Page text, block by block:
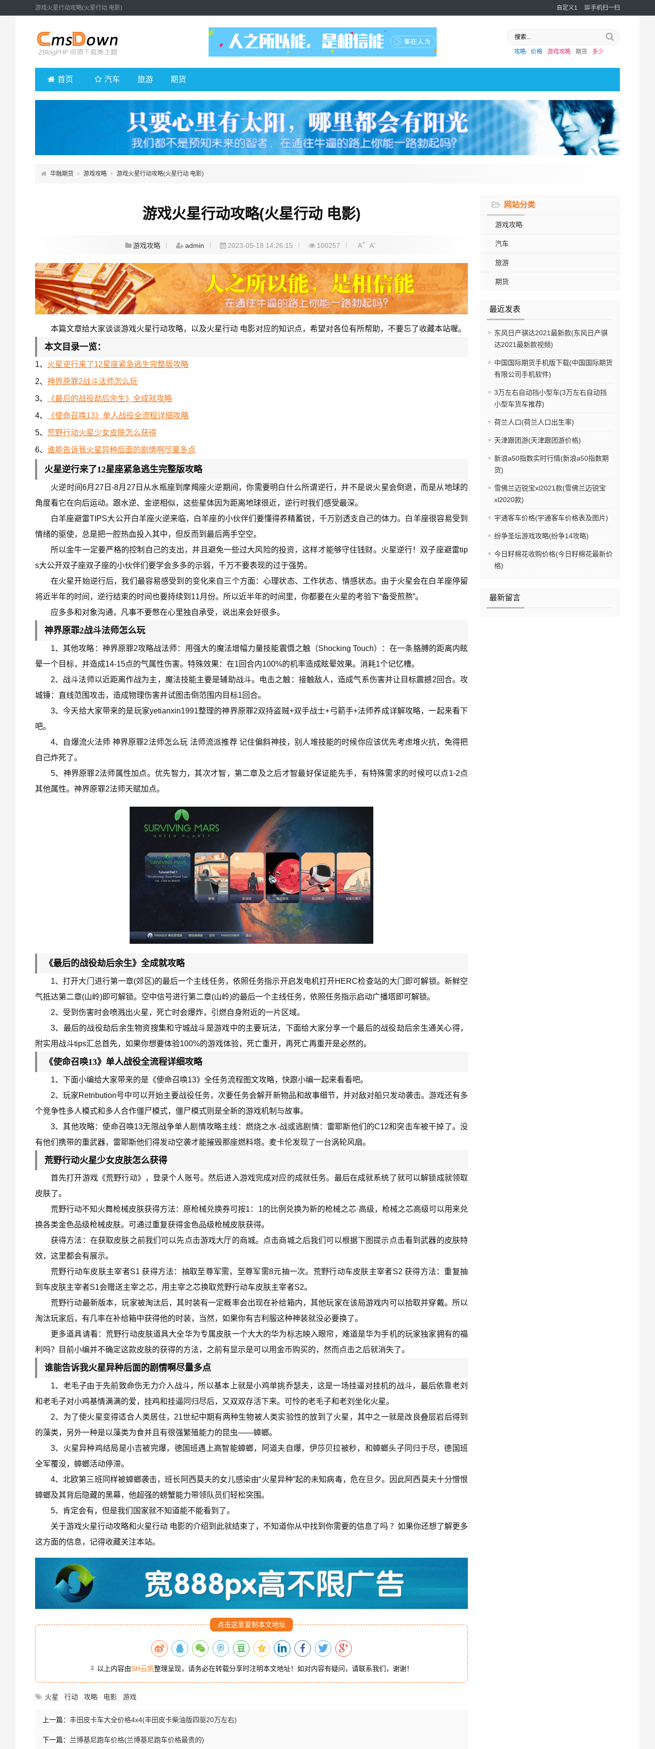
游戏火星行动攻略(火星行动 电影) 自定义1 手机扫一扫
攻略 价格 游戏攻略 期货 多少
首页 汽车 旅游 期货
华融期货 游戏攻略 游戏火星行动攻略(火星行动 电影)
网站分类
游戏攻略
汽车
旅游
期货
最近发表
东风日产骐达2021最新款(东风日产骐
达2021最新款视频)
中国国际期货手机版下载(中国国际期货
有限公司手机软件)
3万左右自动挡小型车(3万左右自动挡
小型车货车推荐)
荷兰人口(荷兰人口出生率)
天津跟团游(天津跟团游价格)
新浪a50指数实时行情(新浪a50指数期
货)
雪佛兰迈锐宝xl2021款(雪佛兰迈锐宝
xl2020款)
宇通客车价格(宇通客车价格表及图片)
纷争圣坛游戏攻略(纷争14攻略)
今日籽棉花收购价格(今日籽棉花最新价
格)
最新留言
游戏火星行动攻略(火星行动 电影)
游戏攻略 admin 2023-05-18 14:26:15 100257 A+ A-
本篇文章给大家谈谈游戏火星行动攻略，以及火星行动 电影对应的知识点，希望对各位有所帮助，不要忘了收藏本站喔。
本文目录一览：
1、 火星逆行来了12星座紧急逃生完整版攻略
2、 神界原罪2战斗法师怎么玩
3、 《最后的战役劫后余生》全成就攻略
4、 《使命召唤13》单人战役全流程详细攻略
5、 荒野行动火星少女皮肤怎么获得
6、 谁能告诉我火星异种后面的剧情啊尽量多点
火星逆行来了12星座紧急逃生完整版攻略
火逆时间6月27日-8月27日从水瓶座到摩羯座火逆期间，你需要明白什么所谓逆行，并不是说火星会倒退，而是从地球的
角度看它在向后运动。跟水逆、金逆相似，这些星体因为距离地球很近，逆行时我们感受最深。
白羊座避雷TIPS大公开白羊座火逆来临，白羊座的小伙伴们要懂得养精蓄锐，千万别透支自己的体力。白羊座很容易受到
情绪的驱使，总是把一腔热血投入其中，但反而到最后两手空空。
所以金牛一定要严格的控制自己的支出，并且避免一些过大风险的投资，这样才能够守住钱财。火星逆行！双子座避雷tip
s大公开双子座双子座的小伙伴们要学会多多的示弱，千万不要表现的过于强势。
在火星开始逆行后，我们最容易感受到的变化来自三个方面：心理状态、工作状态、情感状态。由于火星会在白羊座停留
将近半年的时间，逆行结束的时间也要持续到11月份。所以近半年的时间里，你都要在火星的考验下“备受煎熬”。
应多多和对象沟通，凡事不要憋在心里独自承受，说出来会好很多。
神界原罪2战斗法师怎么玩
1、其他攻略：神界原罪2攻略战法师：用强大的魔法增幅力量技能震慑之触（Shocking Touch）：在一条胳膊的距离内眩
晕一个目标，并造成14-15点的气属性伤害。特殊效果：在1回合内100%的机率造成眩晕效果。消耗1个记忆槽。
2、战斗法师以近距离作战为主，魔法技能主要是辅助战斗。电击之触：接触敌人，造成气系伤害并让目标震撼2回合。攻
城锤：直线范围攻击，造成物理伤害并试图击倒范围内目标1回合。
3、今天给大家带来的是玩家yetianxin1991整理的神界原罪2双持盗贼+双手战士+弓箭手+法师养成详解攻略，一起来看下
吧。
4、自爆流火法师 神界原罪2法师怎么玩 法师流派推荐 记住偏斜神技，别人堆技能的时候你应该优先考虑堆火抗，免得把
自己炸死了。
5、神界原罪2法师属性加点。优先智力，其次才智，第二章及之后才智最好保证能先手，有特殊需求的时候可以点1-2点
其他属性。神界原罪2法师天赋加点。
《最后的战役劫后余生》全成就攻略
1、打开大门进行第一章(郊区)的最后一个主线任务，依照任务指示开启发电机打开HERC检查站的大门即可解锁。新鲜空
气抵达第二章(山岭)即可解锁。空中信号进行第二章(山岭)的最后一个主线任务，依照任务指示启动广播塔即可解锁。
2、受到伤害时会喷溅出火星，死亡时会爆炸，引燃自身附近的一片区域。
3、最后的战役劫后余生物资搜集和守城战斗是游戏中的主要玩法，下面给大家分享一个最后的战役劫后余生通关心得，
附实用战斗tips汇总首先，如果你想要体验100%的游戏体验，死亡重开，再死亡再重开是必然的。
《使命召唤13》单人战役全流程详细攻略
1、下面小编给大家带来的是《使命召唤13》全任务流程图文攻略，快跟小编一起来看看吧。
2、玩家Retribution号中可以开始主要战役任务，次要任务会解开新物品和故事细节，并对敌对船只发动袭击。游戏还有多
个竞争性多人模式和多人合作僵尸模式，僵尸模式则是全新的游戏机制与故事。
3、其他攻略：使命召唤13无限战争单人剧情攻略主线：燃烧之水-战或逃剧情：雷耶斯他们的C12和突击车被干掉了。没
有他们携带的重武器，雷耶斯他们得发动空袭才能摧毁那座燃料塔。麦卡伦发现了一台涡轮风扇。
荒野行动火星少女皮肤怎么获得
首先打开游戏《荒野行动》，登录个人账号。然后进入游戏完成对应的成就任务。最后在成就系统了就可以解锁成就领取
皮肤了。
荒野行动不知火舞枪械皮肤获得方法：原枪械兑换券可按1：1的比例兑换为新的枪械之芯·高级，枪械之芯高级可以用来兑
换各类金色品级枪械皮肤。可通过重复获得金色品级枪械皮肤获得。
获得方法：在获取皮肤之前我们可以先点击游戏大厅的商城。点击商城之后我们可以根据下图提示点击看到武器的皮肤特
效，这里都会有展示。
荒野行动车皮肤主宰者S1 获得方法：抽取至尊军需，至尊军需8元抽一次。荒野行动车皮肤主宰者S2 获得方法：重复抽
到车皮肤主宰者S1会赠送主宰之芯，用主宰之芯换取荒野行动车皮肤主宰者S2。
荒野行动最新版本，玩家被淘汰后，其时装有一定概率会出现在补给箱内，其他玩家在该局游戏内可以拾取并穿戴。所以
淘汰玩家后，有几率在补给箱中获得他的时装，当然，如果你有吉利服这种神装就没必要换了。
更多道具请看：荒野行动皮肤道具大全华为专属皮肤一个大大的华为标志映入眼帘，难道是华为手机的玩家独家拥有的福
利吗？目前小编并不确定这款皮肤的获得的方法，之前有显示是可以用金币购买的，然而点击之后就消失了。
谁能告诉我火星异种后面的剧情啊尽量多点
1、老毛子由于先前致命伤无力介入战斗，所以基本上就是小鸡单挑乔瑟夫，这是一场挂逼对挂机的战斗，最后依靠老刘
和老毛子对小鸡基情满满的爱，挂鸡和挂逼同归尽后，又双双存活下来。可怜的老毛子和老刘坐化火星。
2、为了使火星变得适合人类居住，21世纪中期有两种生物被人类实验性的放到了火星，其中之一就是改良叠层岩后得到
的藻类，另外一种是以藻类为食并且有很强繁殖能力的昆虫——蟑螂。
3、火星异种鸡结局是小吉被完爆，德国班遇上高智能蟑螂，阿道夫自爆，伊莎贝拉被秒，和蟑螂头子同归于尽，德国班
全军覆没，蟑螂活动停滞。
4、北欧第三班同样被蟑螂袭击，班长阿西莫夫的女儿感染由“火星异种”起的未知病毒，危在旦夕。因此阿西莫夫十分憎恨
蟑螂及其背后隐藏的黑幕，他超强的螃蟹能力带领队员们轻松突围。
5、肯定会有，但是我们国家就不知道能不能看到了。
关于游戏火星行动攻略和火星行动 电影的介绍到此就结束了，不知道你从中找到你需要的信息了吗 ？如果你还想了解更多
这方面的信息，记得收藏关注本站。
点击这里复制本文地址
以上内容由SH云凯整理呈现，请务必在转载分享时注明本文地址！如对内容有疑问，请联系我们，谢谢！
火星 行动 攻略 电影 游戏
上一篇： 丰田皮卡车大全价格4x4(丰田皮卡柴油版四驱20万左右)
下一篇： 兰博基尼跑车价格(兰博基尼跑车价格最贵的)